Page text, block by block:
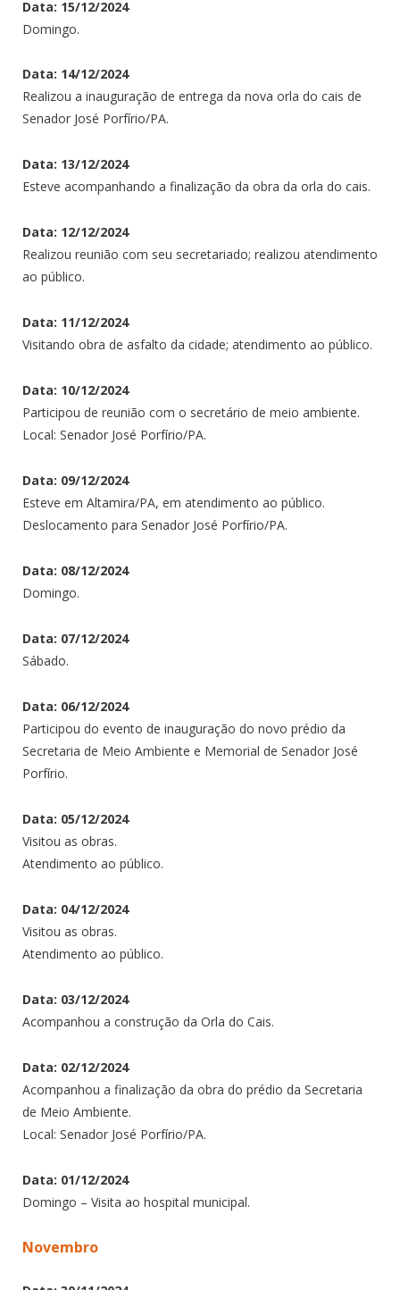
Data: 15/12/2024
Domingo.
Data: 14/12/2024
Realizou a inauguração de entrega da nova orla do cais de
Senador José Porfírio/PA.
Data: 13/12/2024
Esteve acompanhando a finalização da obra da orla do cais.
Data: 12/12/2024
Realizou reunião com seu secretariado; realizou atendimento
ao público.
Data: 11/12/2024
Visitando obra de asfalto da cidade; atendimento ao público.
Data: 10/12/2024
Participou de reunião com o secretário de meio ambiente.
Local: Senador José Porfírio/PA.
Data: 09/12/2024
Esteve em Altamira/PA, em atendimento ao público.
Deslocamento para Senador José Porfírio/PA.
Data: 08/12/2024
Domingo.
Data: 07/12/2024
Sábado.
Data: 06/12/2024
Participou do evento de inauguração do novo prédio da
Secretaria de Meio Ambiente e Memorial de Senador José
Porfírio.
Data: 05/12/2024
Visitou as obras.
Atendimento ao público.
Data: 04/12/2024
Visitou as obras.
Atendimento ao público.
Data: 03/12/2024
Acompanhou a construção da Orla do Cais.
Data: 02/12/2024
Acompanhou a finalização da obra do prédio da Secretaria
de Meio Ambiente.
Local: Senador José Porfírio/PA.
Data: 01/12/2024
Domingo – Visita ao hospital municipal.
Novembro